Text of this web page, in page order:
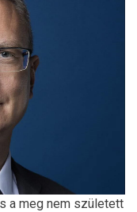
a meg nem született